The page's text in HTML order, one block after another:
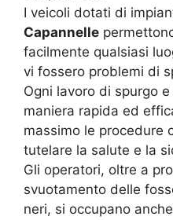
I veicoli dotati di
Capannelle
facilmente qualsiasi
vi fossero problemi di
Ogni lavoro di spurgo
maniera rapida ed
massimo le procedure
tutelare la salute e la
Gli operatori, oltre a
svuotamento delle
neri, si occupano